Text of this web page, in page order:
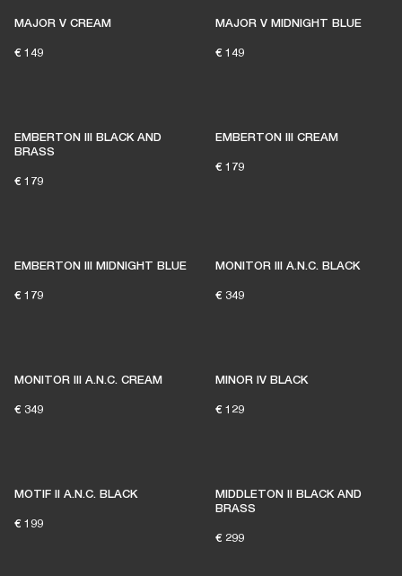
MAJOR V CREAM
€ 149
MAJOR V MIDNIGHT BLUE
€ 149
EMBERTON III BLACK AND
BRASS
€ 179
EMBERTON III CREAM
€ 179
EMBERTON III MIDNIGHT BLUE
€ 179
MONITOR III A.N.C. BLACK
€ 349
MONITOR III A.N.C. CREAM
€ 349
MINOR IV BLACK
€ 129
MOTIF II A.N.C. BLACK
€ 199
MIDDLETON II BLACK AND
BRASS
€ 299